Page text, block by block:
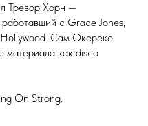
Тревор Хорн —
с Grace Jones,
Сам Окереке
материала как disco
On Strong.